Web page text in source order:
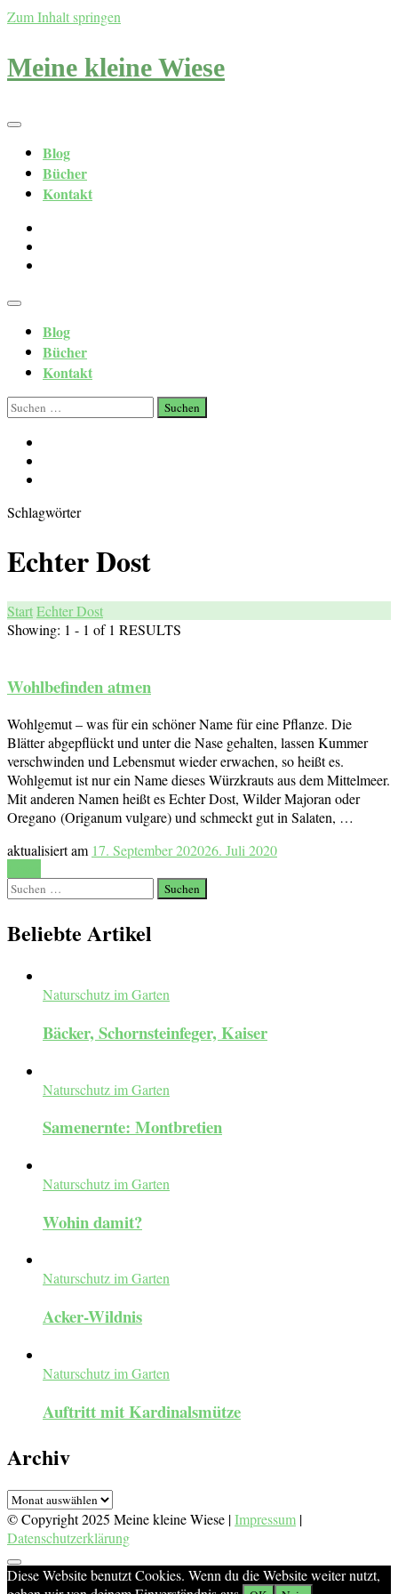
Zum Inhalt springen
Meine kleine Wiese
Blog
Bücher
Kontakt
Blog
Bücher
Kontakt
Suchen
nach:
Schlagwörter
Echter Dost
StartEchter Dost
Showing: 1 - 1 of 1 RESULTS
Wohlbefinden atmen
Wohlgemut – was für ein schöner Name für eine Pflanze. Die
Blätter abgepflückt und unter die Nase gehalten, lassen Kummer
verschwinden und Lebensmut wieder erwachen, so heißt es.
Wohlgemut ist nur ein Name dieses Würzkrauts aus dem Mittelmeer.
Mit anderen Namen heißt es Echter Dost, Wilder Majoran oder
Oregano (Origanum vulgare) und schmeckt gut in Salaten, …
aktualisiert am 17. September 202026. Juli 2020
Suchen
nach:
Beliebte Artikel
Naturschutz im Garten
Bäcker, Schornsteinfeger, Kaiser
Naturschutz im Garten
Samenernte: Montbretien
Naturschutz im Garten
Wohin damit?
Naturschutz im Garten
Acker-Wildnis
Naturschutz im Garten
Auftritt mit Kardinalsmütze
Archiv
Archiv
© Copyright 2025 Meine kleine Wiese |Impressum |
Datenschutzerklärung
Diese Website benutzt Cookies. Wenn du die Website weiter nutzt,